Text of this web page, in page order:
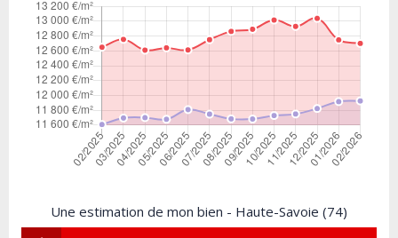
Une estimation de mon bien - Haute-Savoie (74)